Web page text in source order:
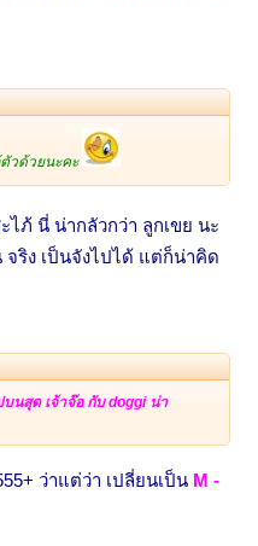
วด้วยนะคะ
ไภ้ นี่ น่ากลัวกว่า ลูกเขย นะ
จริง เป็นจังไปได้ แต่ก็น่าคิด
นสุด เจ้าจ๊อ กับ doggi น่า
ว่าแต่ว่า เปลี่ยนเป็น M -